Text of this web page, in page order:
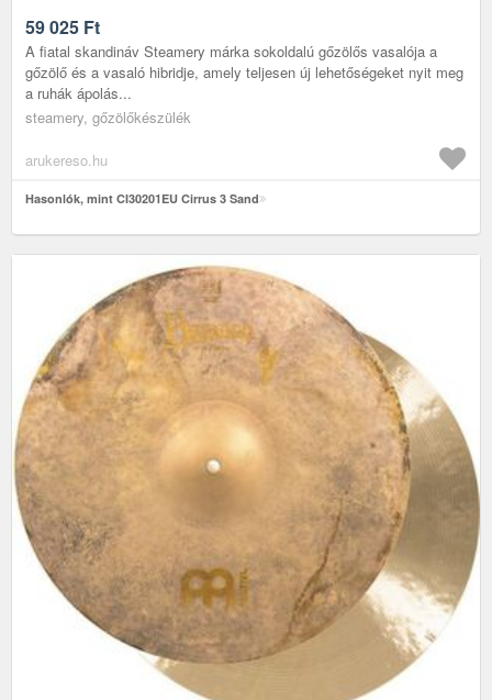
59 025 Ft
A fiatal skandináv Steamery márka sokoldalú gőzölős vasalója a
gőzölő és a vasaló hibridje, amely teljesen új lehetőségeket nyit meg
a ruhák ápolás...
steamery, gőzölőkészülék
arukereso.hu
Hasonlók, mint CI30201EU Cirrus 3 Sand